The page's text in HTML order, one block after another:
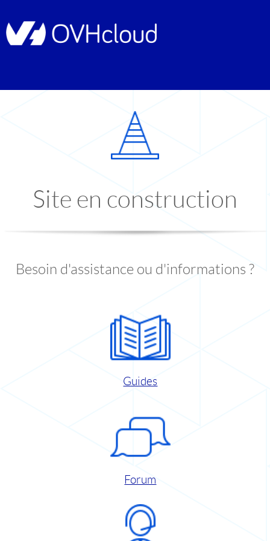
Site en construction
Besoin d'assistance ou d'informations ?
Guides
Forum